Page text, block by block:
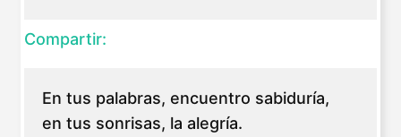
Compartir:
En tus palabras, encuentro sabiduría,
en tus sonrisas, la alegría.